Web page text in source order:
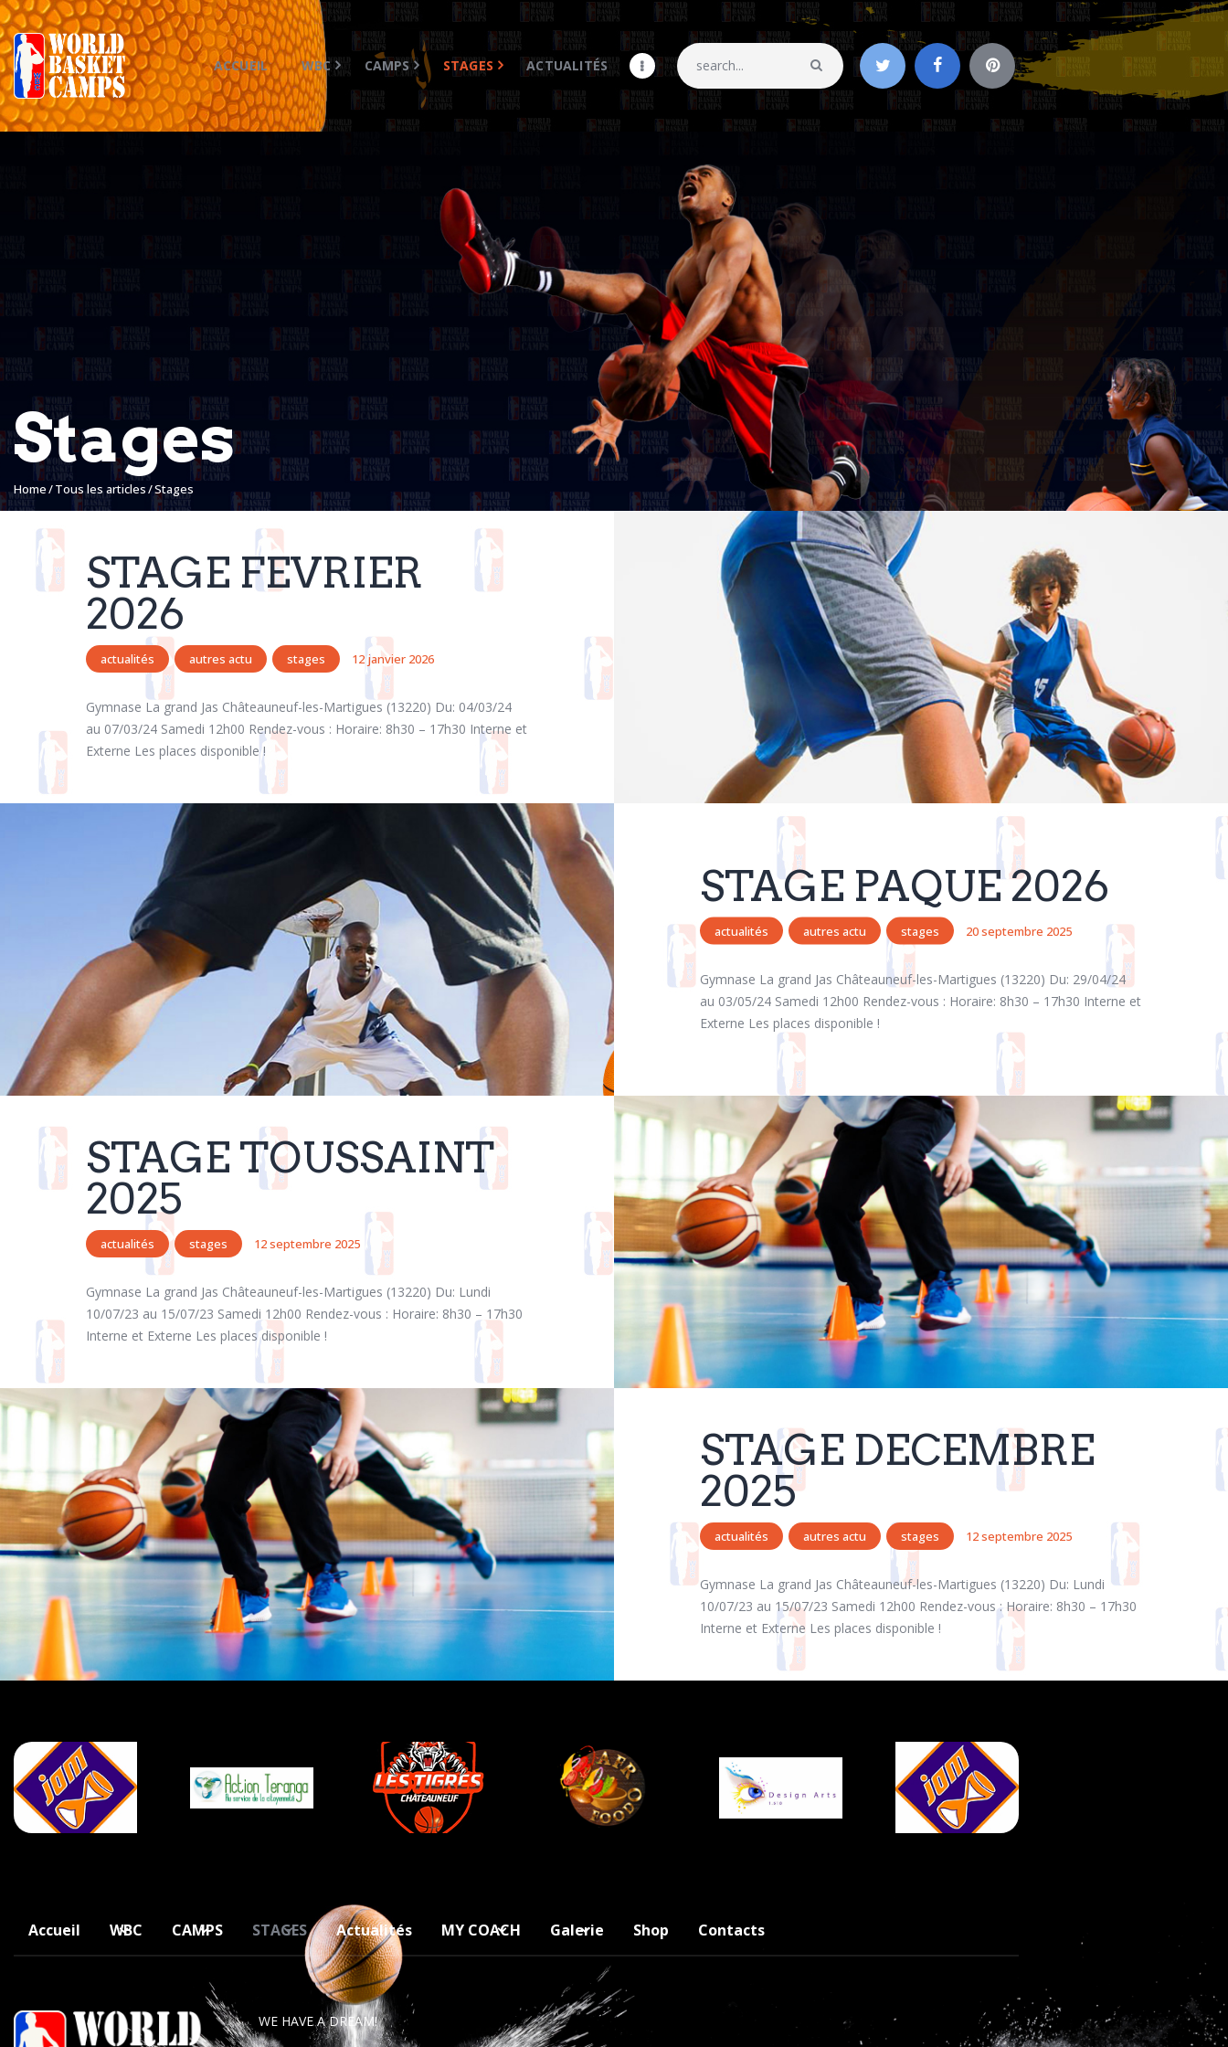
ACCUEIL WBC CAMPS STAGES ACTUALITÉS
Stages
Home Tous les articles Stages
Accueil
CAMPS
Galerie
Shop
Contacts
STAGE FEVRIER
2026
actualités autres actu stages 12 janvier 2026
Gymnase La grand Jas Châteauneuf-les-Martigues (13220) Du: 04/03/24
au 07/03/24 Samedi 12h00 Rendez-vous : Horaire: 8h30 – 17h30 Interne et
Externe Les places disponible !
STAGE PAQUE 2026
actualités autres actu stages 20 septembre 2025
Gymnase La grand Jas Châteauneuf-les-Martigues (13220) Du: 29/04/24
au 03/05/24 Samedi 12h00 Rendez-vous : Horaire: 8h30 – 17h30 Interne et
Externe Les places disponible !
STAGE TOUSSAINT
2025
actualités stages 12 septembre 2025
Gymnase La grand Jas Châteauneuf-les-Martigues (13220) Du: Lundi
10/07/23 au 15/07/23 Samedi 12h00 Rendez-vous : Horaire: 8h30 – 17h30
Interne et Externe Les places disponible !
STAGE DECEMBRE
2025
actualités autres actu stages 12 septembre 2025
Gymnase La grand Jas Châteauneuf-les-Martigues (13220) Du: Lundi
10/07/23 au 15/07/23 Samedi 12h00 Rendez-vous : Horaire: 8h30 – 17h30
Interne et Externe Les places disponible !
Accueil WBC CAMPS STAGES Actualités MY COACH Galerie Shop Contacts
WE HAVE A DREAM!